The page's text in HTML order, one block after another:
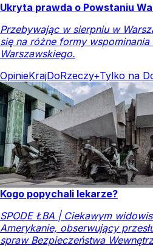
Ukryta prawda o Powstaniu
Przebywając w sierpniu w
się na różne formy wspominania
Warszawskiego.
OpinieKrajDoRzeczy+Tylko na
Kogo popychali lekarze?
SPODE ŁBA | Ciekawym
Amerykanie, obserwujący
spraw Bezpieczeństwa